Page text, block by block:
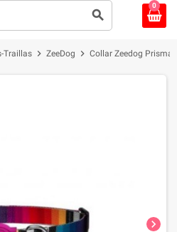
search
0
Traillas chevron_right ZeeDog chevron_right Collar Zeedog Prisma
chevron_right